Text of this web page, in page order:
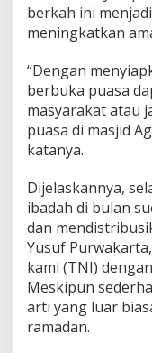
berkah ini
meningkatkan
“Dengan
berbuka puasa
masyarakat atau
puasa di masjid
katanya.
Dijelaskannya,
ibadah di bulan
dan
Yusuf
kami (TNI)
Meskipun
arti yang luar
ramadan.